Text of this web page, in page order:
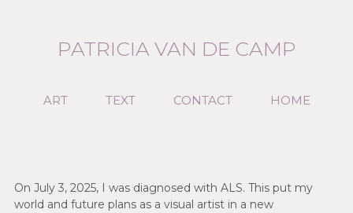
PATRICIA VAN DE CAMP
ART TEXT CONTACT HOME
On July 3, 2025, I was diagnosed with ALS. This put my
world and future plans as a visual artist in a new